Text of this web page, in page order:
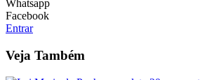
Whatsapp
Facebook
Entrar
Veja Também